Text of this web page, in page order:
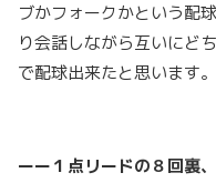
ブかフォークかという配
り会話しながら互いにど
で配球出来たと思います。
ーー１点リードの８回裏